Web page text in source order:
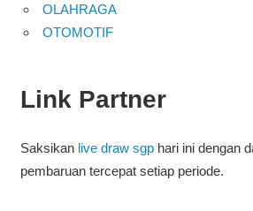
OLAHRAGA
OTOMOTIF
Link Partner
Saksikan live draw sgphari ini dengan
pembaruan tercepat setiap periode.